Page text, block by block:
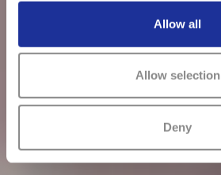
Allow all
Allow selection
Deny